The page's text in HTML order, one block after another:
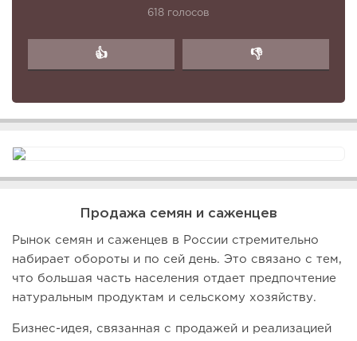
618 голосов
👍 👎
Продажа семян и саженцев
Рынок семян и саженцев в России стремительно
набирает обороты и по сей день. Это связано с тем,
что большая часть населения отдает предпочтение
натуральным продуктам и сельскому хозяйству.
Бизнес-идея, связанная с продажей и реализацией